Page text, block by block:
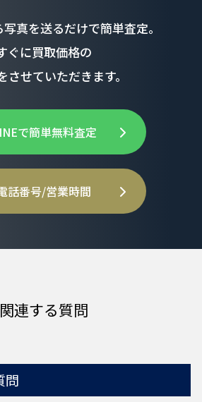
写真を送るだけで簡単査定。
ぐに買取価格の
させていただきます。
で簡単無料査定
話番号/営業時間
関連する質問
問